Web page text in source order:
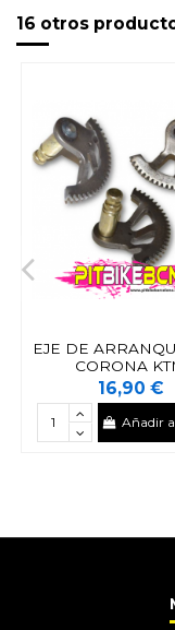
16 otros
EJE DE
CORONA
16,90 €
Añadir